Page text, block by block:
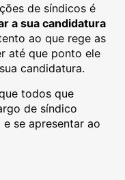
de síndicos é
a sua candidatura
ao que rege as
até que ponto ele
candidatura.
todos que
de síndico
se apresentar ao